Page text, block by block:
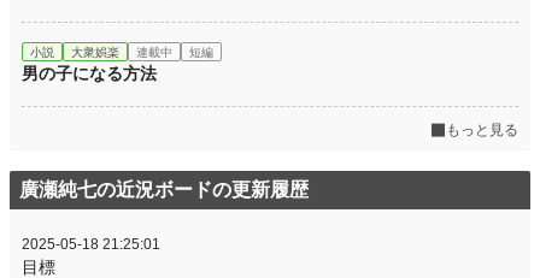
小説 大衆娯楽 連載中 短編
男の子になる方法
もっと見る
廣瀬純七の近況ボードの更新履歴
2025-05-18 21:25:01
目標